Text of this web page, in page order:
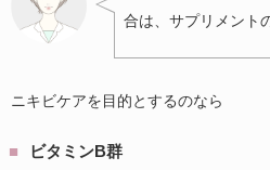
合は、サプリメント
ニキビケアを目的とするのなら
ビタミンB群